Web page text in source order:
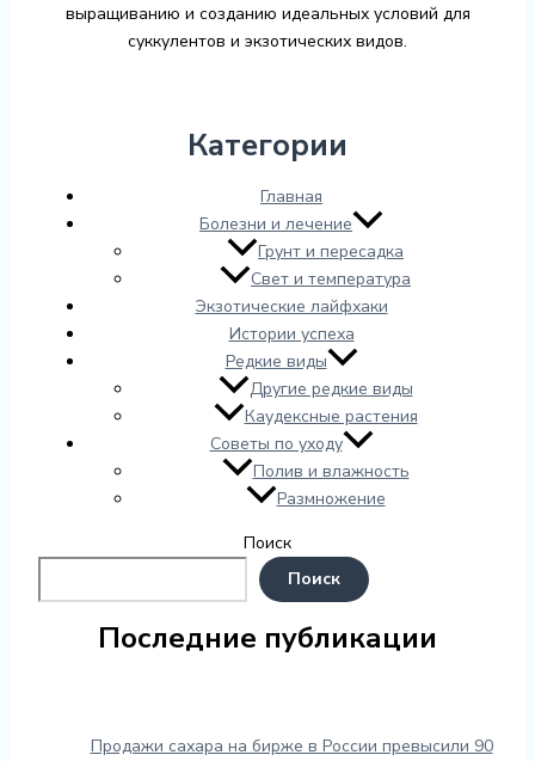
выращиванию и созданию идеальных условий для
суккулентов и экзотических видов.
Категории
Главная
Болезни и лечение
Грунт и пересадка
Свет и температура
Экзотические лайфхаки
Истории успеха
Редкие виды
Другие редкие виды
Каудексные растения
Советы по уходу
Полив и влажность
Размножение
Поиск
Поиск
Последние публикации
Продажи сахара на бирже в России превысили 90